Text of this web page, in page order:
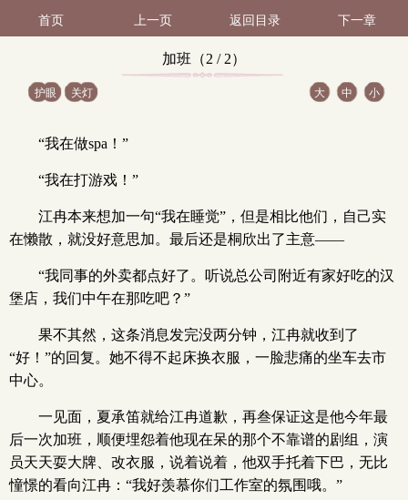
首页 上一页 返回目录 下一章
加班（2 / 2）
护眼 关灯 大 中 小
“我在做spa！”
“我在打游戏！”
江冉本来想加一句“我在睡觉”，但是相比他们，自己实
在懒散，就没好意思加。最后还是桐欣出了主意——
“我同事的外卖都点好了。听说总公司附近有家好吃的汉
堡店，我们中午在那吃吧？”
果不其然，这条消息发完没两分钟，江冉就收到了
“好！”的回复。她不得不起床换衣服，一脸悲痛的坐车去市
中心。
一见面，夏承笛就给江冉道歉，再叁保证这是他今年最
后一次加班，顺便埋怨着他现在呆的那个不靠谱的剧组，演
员天天耍大牌、改衣服，说着说着，他双手托着下巴，无比
憧憬的看向江冉：“我好羡慕你们工作室的氛围哦。”